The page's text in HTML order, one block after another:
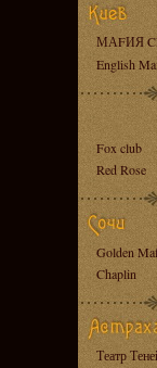
МАFИЯ
English
Fox club
Red Rose
Golden
Chaplin
Театр